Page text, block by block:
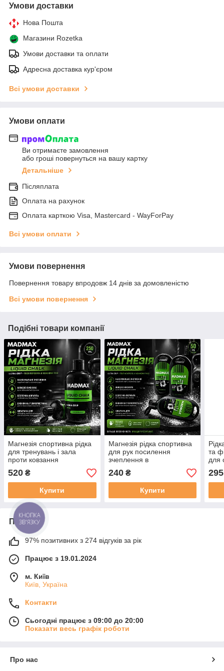
Умови доставки
Нова Пошта
Магазини Rozetka
Умови доставки та оплати
Адресна доставка кур'єром
Всі умови доставки
Умови оплати
Ви отримаєте замовлення
або гроші повернуться на вашу картку
Детальніше
Післяплата
Оплата на рахунок
Оплата карткою Visa, Mastercard - WayForPay
Всі умови оплати
Умови повернення
Повернення товару впродовж 14 днів за домовленістю
Всі умови повернення
Подібні товари компанії
Магнезія спортивна рідка
для тренувань і зала
проти ковзання
поліпшення хвату MadMax
MFA-279 Liquid Chalk
250ml.
520 ₴
Купити
Магнезія рідка спортивна
для рук посилення
зчеплення в
тренажерному залі
MadMax MFA-278 Liquid
Chalk 50ml.
240₴
Купити
та
для
295
Про нас
97% позитивних з 274 відгуків за рік
Працює з 19.01.2024
м. Київ
Київ, Україна
Контакти
Сьогодні працює з 09:00 до 20:00
Показати весь графік роботи
Про нас
КНОПКА
ЗВ'ЯЗКУ